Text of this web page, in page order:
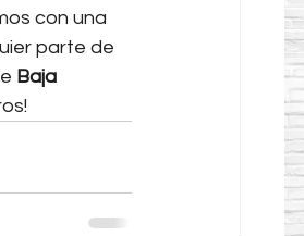
con una
parte de
Baja